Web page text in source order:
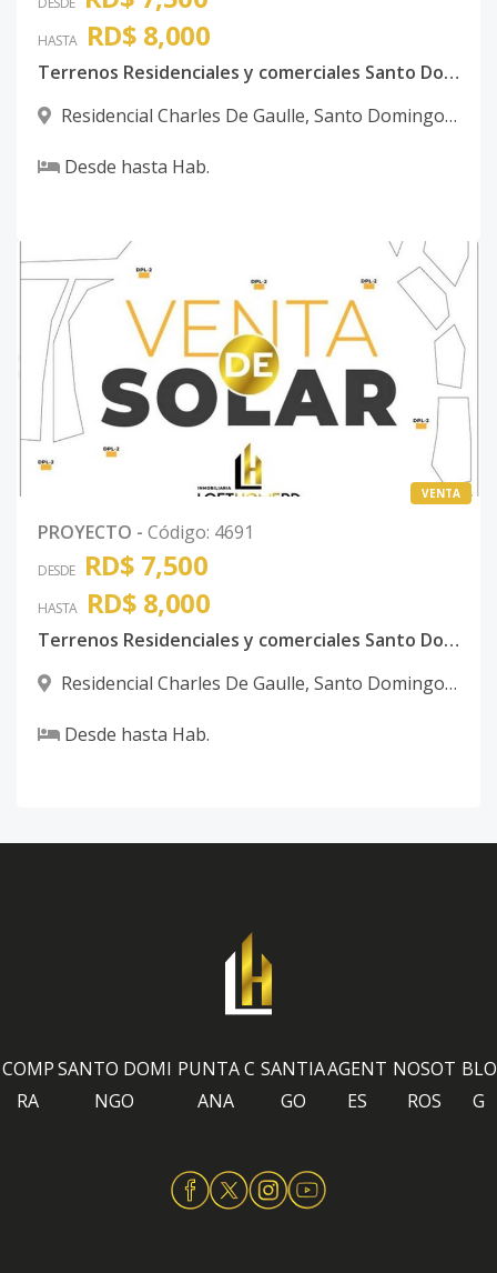
HASTA RD$ 8,000
Terrenos Residenciales y comerciales Santo Domingo Norte
Residencial Charles De Gaulle, Santo Domingo
Desde hasta Hab.
VENTA
PROYECTO - Código: 4691
DESDE RD$ 7,500
HASTA RD$ 8,000
Terrenos Residenciales y comerciales Santo Domingo Norte
Residencial Charles De Gaulle, Santo Domingo
Desde hasta Hab.
COMP
RA
SANTO DOMI
NGO
PUNTA C
ANA
SANTIA
GO
AGENT
ES
NOSOT
ROS
BLO
G